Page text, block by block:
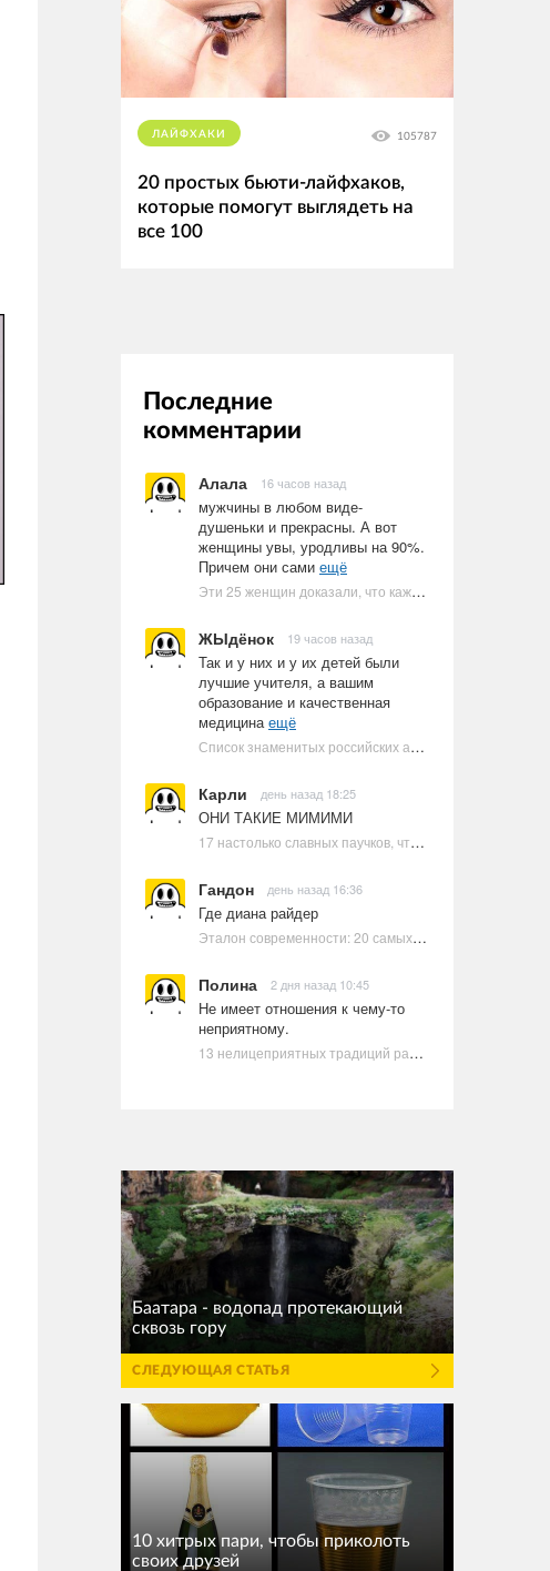
ЛАЙФХАКИ 105787
20 простых бьюти-лайфхаков,
которые помогут выглядеть на
все 100
Последние
комментарии
Алала 16 часов назад
мужчины в любом виде-
душеньки и прекрасны. А вот
женщины увы, уродливы на 90%.
Причем они сами ещё
Эти 25 женщин доказали, что каждое тело имеет право быть в бикини
ЖЫдёнок 19 часов назад
Так и у них и у их детей были
лучшие учителя, а вашим
образование и качественная
медицинаещё
Список знаменитых российских артистов-евреев | Ультрамарин
Карли день назад 18:25
ОНИ ТАКИЕ МИМИМИ
17 настолько славных паучков, что даже у арахнофобов появится желание их погладить
Гандон день назад 16:36
Где диана райдер
Эталон современности: 20 самых красивых и привлекательных актрис Голливуда, по мнению Google | Ультрамарин
Полина 2 дня назад 10:45
Не имеет отношения к чему-то
неприятному.
13 нелицеприятных традиций разных стран, которые могут шокировать неподготовленного человека
Баатара - водопад протекающий
сквозь гору
СЛЕДУЮЩАЯ СТАТЬЯ
10 хитрых пари, чтобы приколоть
своих друзей